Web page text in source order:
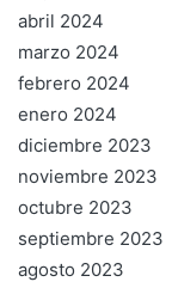
abril 2024
marzo 2024
febrero 2024
enero 2024
diciembre 2023
noviembre 2023
octubre 2023
septiembre 2023
agosto 2023